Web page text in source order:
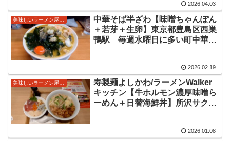
2026.04.03
中華そば半ざわ【味噌ちゃんぽん
＋若芽＋生卵】東京都豊島区西巣
鴨駅 毎週水曜日に多い町中華限
2026.02.19
美味しいラーメン屋さん
寿製麺よしかわ/ラーメンWalker
キッチン【牛ホルモン濃厚味噌ら
ーめん＋日替海鮮丼】所沢サクラ
2026.01.08